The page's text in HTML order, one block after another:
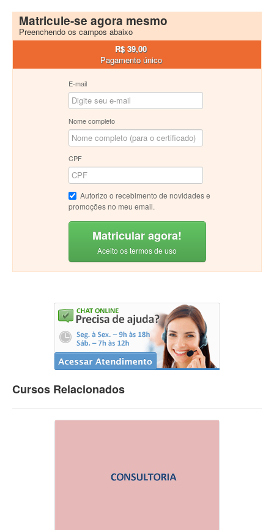
Matricule-se agora mesmo
Preenchendo os campos abaixo
R$ 39,00
Pagamento único
E-mail
Nome completo
CPF
Autorizo o recebimento de novidades e
promoções no meu email.
Matricular agora!
Aceito os termos de uso
Cursos Relacionados